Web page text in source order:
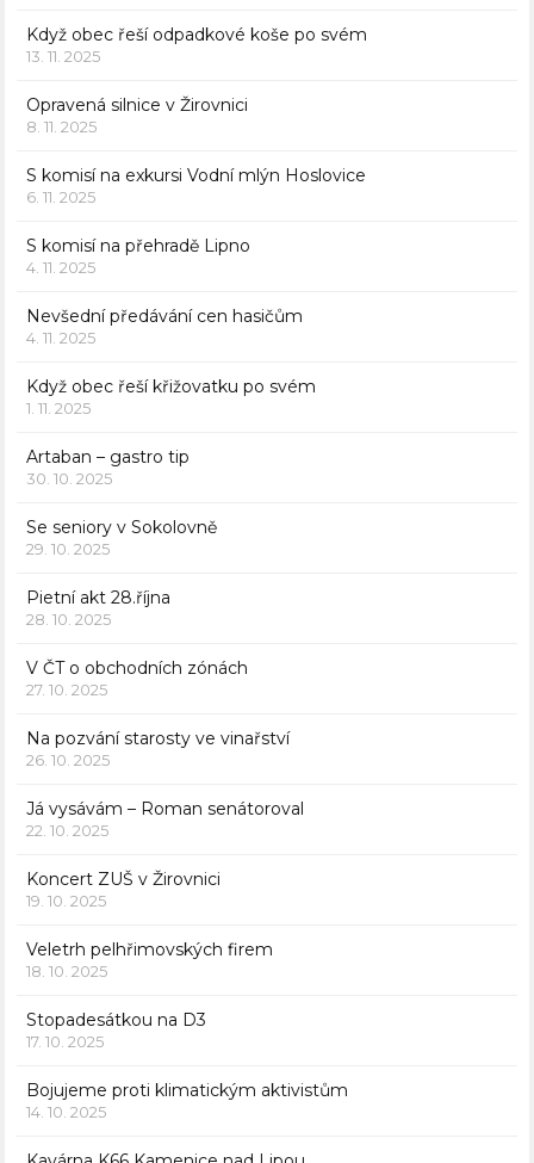
Když obec řeší odpadkové koše po svém
13. 11. 2025
Opravená silnice v Žirovnici
8. 11. 2025
S komisí na exkursi Vodní mlýn Hoslovice
6. 11. 2025
S komisí na přehradě Lipno
4. 11. 2025
Nevšední předávání cen hasičům
4. 11. 2025
Když obec řeší křižovatku po svém
1. 11. 2025
Artaban – gastro tip
30. 10. 2025
Se seniory v Sokolovně
29. 10. 2025
Pietní akt 28.října
28. 10. 2025
V ČT o obchodních zónách
27. 10. 2025
Na pozvání starosty ve vinařství
26. 10. 2025
Já vysávám – Roman senátoroval
22. 10. 2025
Koncert ZUŠ v Žirovnici
19. 10. 2025
Veletrh pelhřimovských firem
18. 10. 2025
Stopadesátkou na D3
17. 10. 2025
Bojujeme proti klimatickým aktivistům
14. 10. 2025